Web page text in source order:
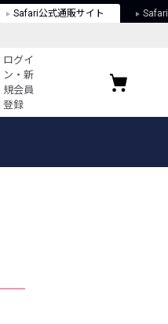
Safari公式通販サイト
ログイ
ン・新
規会員
登録
お気に入りブラ